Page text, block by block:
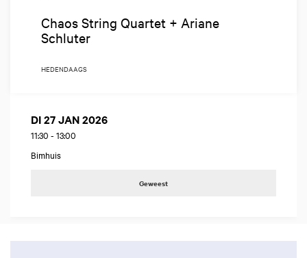
Chaos String Quartet + Ariane
Schluter
HEDENDAAGS
DI 27 JAN 2026
11:30 - 13:00
Bimhuis
Geweest